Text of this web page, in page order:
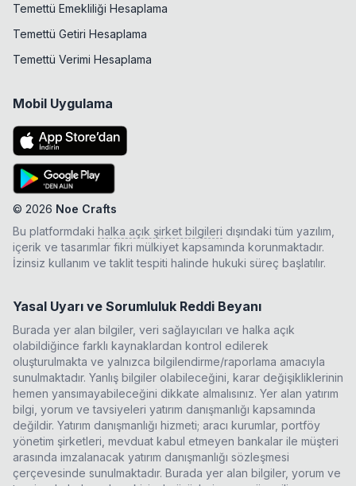
Temettü Emekliliği Hesaplama
Temettü Getiri Hesaplama
Temettü Verimi Hesaplama
Mobil Uygulama
© 2026 Noe Crafts
Bu platformdaki halka açık şirket bilgileri dışındaki tüm yazılım,
içerik ve tasarımlar fikri mülkiyet kapsamında korunmaktadır.
İzinsiz kullanım ve taklit tespiti halinde hukuki süreç başlatılır.
Yasal Uyarı ve Sorumluluk Reddi Beyanı
Burada yer alan bilgiler, veri sağlayıcıları ve halka açık
olabildiğince farklı kaynaklardan kontrol edilerek
oluşturulmakta ve yalnızca bilgilendirme/raporlama amacıyla
sunulmaktadır. Yanlış bilgiler olabileceğini, karar değişikliklerinin
hemen yansımayabileceğini dikkate almalısınız. Yer alan yatırım
bilgi, yorum ve tavsiyeleri yatırım danışmanlığı kapsamında
değildir. Yatırım danışmanlığı hizmeti; aracı kurumlar, portföy
yönetim şirketleri, mevduat kabul etmeyen bankalar ile müşteri
arasında imzalanacak yatırım danışmanlığı sözleşmesi
çerçevesinde sunulmaktadır. Burada yer alan bilgiler, yorum ve